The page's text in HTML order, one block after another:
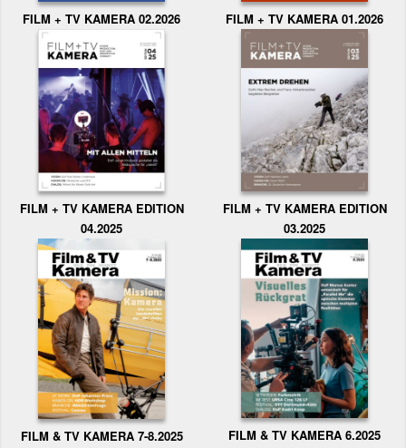
FILM + TV KAMERA 02.2026 FILM + TV KAMERA 01.2026
FILM + TV KAMERA EDITION
04.2025
FILM + TV KAMERA EDITION
03.2025
FILM & TV KAMERA 7-8.2025 FILM & TV KAMERA 6.2025